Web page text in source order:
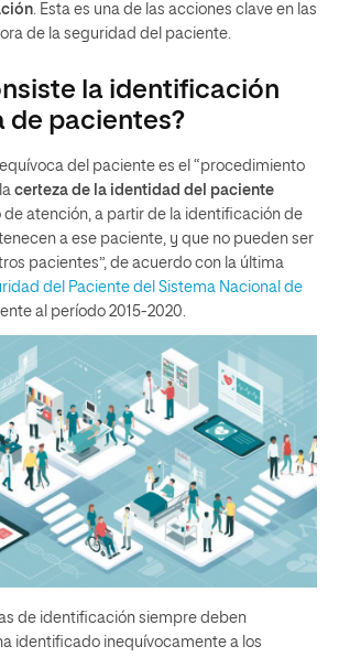
. Esta es una de las acciones clave en las
de la seguridad del paciente.
la identificación
de pacientes?
del paciente es el “procedimiento
certeza de la identidad del paciente
atención, a partir de la identificación de
a ese paciente, y que no pueden ser
pacientes”, de acuerdo con la última
del Paciente del Sistema Nacional de
al período 2015-2020.
de identificación siempre deben
identificado inequívocamente a los